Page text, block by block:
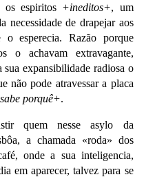
espiritos +ineditos+, um
necessidade de drapejar aos
esperecia. Razão porque
o achavam extravagante,
sua expansibilidade radiosa o
não pode atravessar a placa
porquê+.
quem nesse asylo da
a chamada «roda» dos
onde a sua inteligencia,
em aparecer, talvez para se